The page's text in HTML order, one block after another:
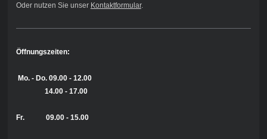
Oder nutzen Sie unser Kontaktformular.
Öffnungszeiten:
Mo. - Do. 09.00 - 12.00
14.00 - 17.00
Fr. 09.00 - 15.00